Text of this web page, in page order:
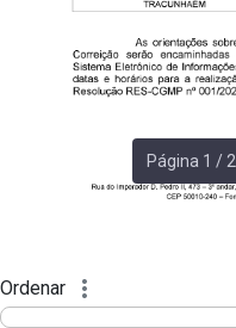
Página 1 / 2
Ordenar